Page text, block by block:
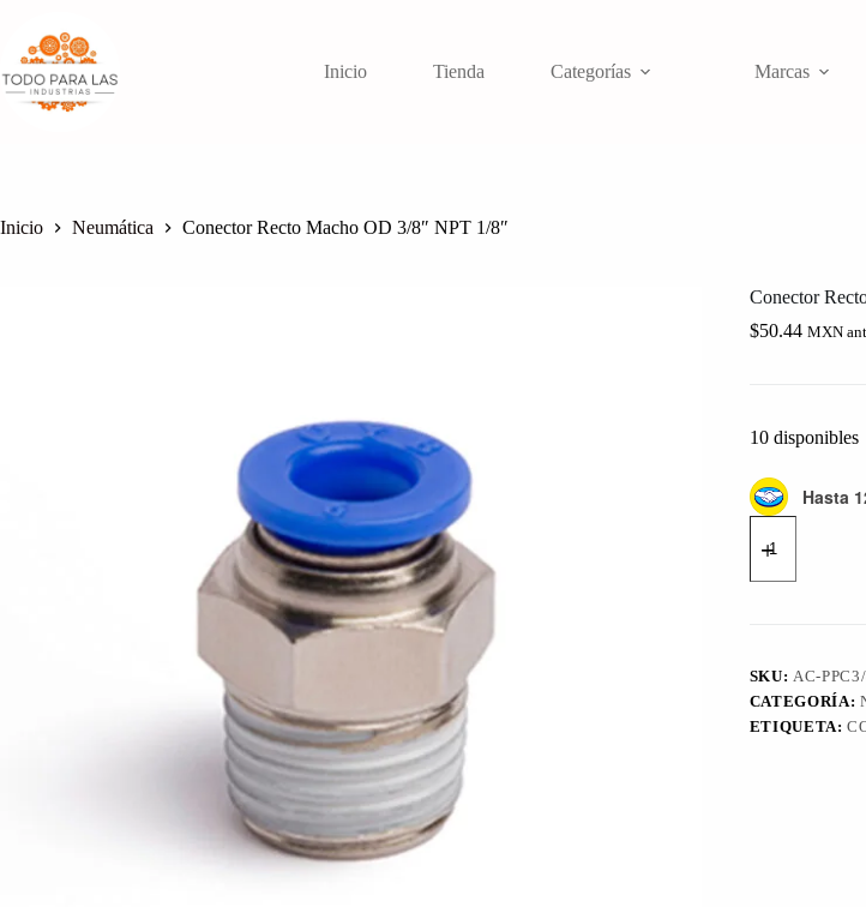
contenido
Inicio
Tienda Categorías Marcas
Inicio Neumática Conector Recto Macho OD 3/8″ NPT 1/8″
Conector
$50.44 MXN
10 disponibles
Hasta
Recto
OD
cantidad
SKU:AC-
CATEGORÍA:
ETIQUETA: